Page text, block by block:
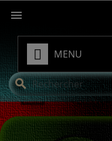

MENU
search